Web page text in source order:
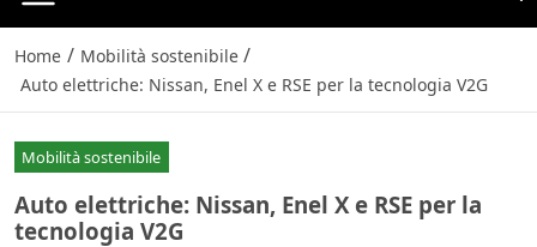
Home / Mobilità sostenibile /
Auto elettriche: Nissan, Enel X e RSE per la tecnologia V2G
Mobilità sostenibile
Auto elettriche: Nissan, Enel X e RSE per la
tecnologia V2G